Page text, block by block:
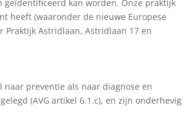
geïdentificeerd kan worden. Onze praktijk
heeft (waaronder de nieuwe Europese
Praktijk Astridlaan, Astridlaan 17 en
naar preventie als naar diagnose en
(AVG artikel 6.1.c), en zijn onderhevig